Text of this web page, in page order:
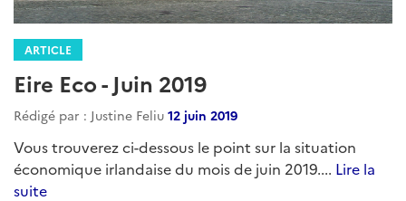
ARTICLE
Eire Eco - Juin 2019
Rédigé par : Justine Feliu 12 juin 2019
Vous trouverez ci-dessous le point sur la situation
économique irlandaise du mois de juin 2019.... Lire la
suite